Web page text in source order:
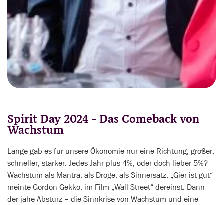
Spirit Day 2024 - Das Comeback von
Wachstum
Lange gab es für unsere Ökonomie nur eine Richtung; größer,
schneller, stärker. Jedes Jahr plus 4%, oder doch lieber 5%?
Wachstum als Mantra, als Droge, als Sinnersatz. „Gier ist gut“
meinte Gordon Gekko, im Film „Wall Street“ dereinst. Dann
der jähe Absturz – die Sinnkrise von Wachstum und eine